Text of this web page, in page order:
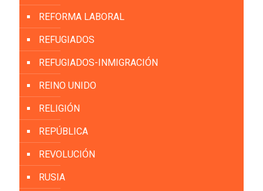
REFORMA LABORAL
REFUGIADOS
REFUGIADOS-INMIGRACIÓN
REINO UNIDO
RELIGIÓN
REPÚBLICA
REVOLUCIÓN
RUSIA